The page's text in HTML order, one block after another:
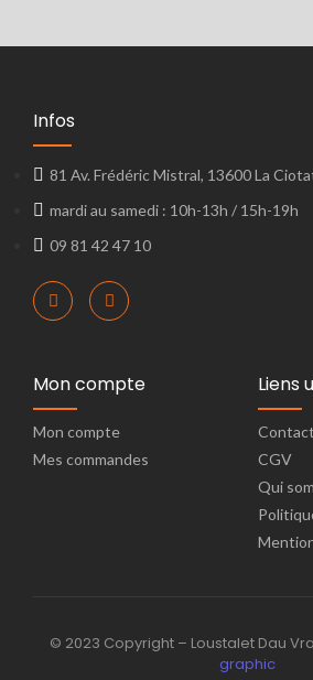
Infos
81 Av. Frédéric Mistral, 13600 La
mardi au samedi : 10h-13h / 15h-19h
09 81 42 47 10
Mon compte
Mon compte
Mes commandes
Liens
Contact
CGV
Qui
© 2023 Copyright – Loustalet Dau
graphic